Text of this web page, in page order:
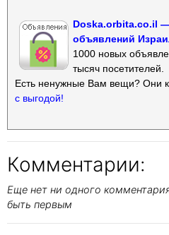
Doska.orbita.co.il
объявлений
1000 новых
тысяч посетителей.
Есть ненужные Вам вещи? Они
с выгодой!
Комментарии:
Еще нет ни одного
быть первым